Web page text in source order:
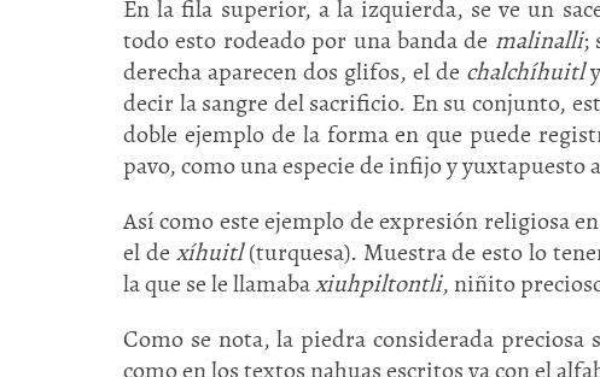
En la fila superior, a la izquierda, se ve un
todo esto rodeado por una banda de malinalli;
derecha aparecen dos glifos, el de chalchíhuitl
decir la sangre del sacrificio. En su conjunto,
doble ejemplo de la forma en que puede
pavo, como una especie de infijo y
Así como este ejemplo de expresión religiosa
el de xíhuitl(turquesa). Muestra de esto lo
la que se le llamabaxiuhpiltontli, niñito
Como se nota, la piedra considerada